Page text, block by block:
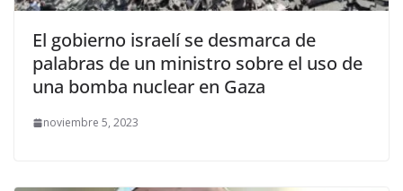
El gobierno israelí se desmarca de
palabras de un ministro sobre el uso de
una bomba nuclear en Gaza
noviembre 5, 2023